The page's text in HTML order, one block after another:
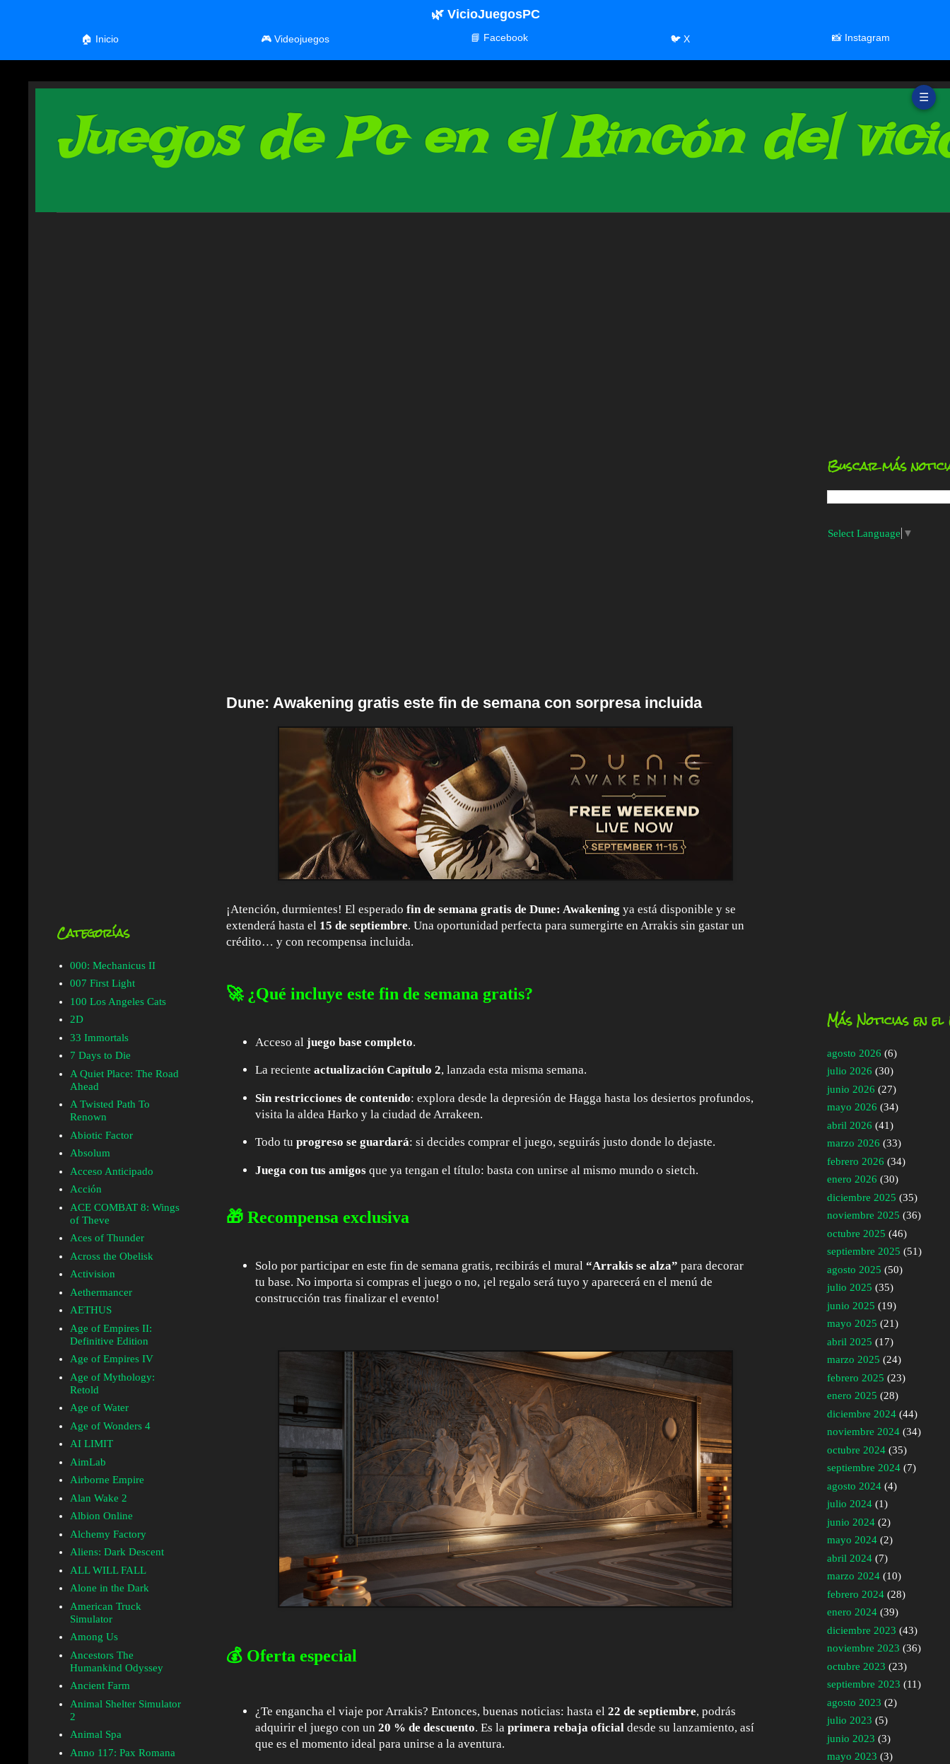
☰
Juegos de Pc en el Rincón del
🌿 VicioJuegosPC
🏠 Inicio 🎮 Videojuegos 📘 Facebook 🐦 X 📸 Instagram
Dune: Awakening gratis este fin de semana con sorpresa incluida
¡Atención, durmientes! El esperado fin de semana gratis de Dune: Awakening ya está disponible y se
extenderá hasta el 15 de septiembre. Una oportunidad perfecta para sumergirte en Arrakis sin gastar un
crédito… y con recompensa incluida.
🚀 ¿Qué incluye este fin de semana gratis?
Acceso aljuego base completo.
La recienteactualización Capítulo 2, lanzada esta misma semana.
Sin restricciones de contenido: explora desde la depresión de Hagga hasta los desiertos profundos,
visita la aldea Harko y la ciudad de Arrakeen.
Todo tuprogreso se guardará: si decides comprar el juego, seguirás justo donde lo dejaste.
Juega con tus amigos que ya tengan el título: basta con unirse al mismo mundo o sietch.
🎁 Recompensa exclusiva
Solo por participar en este fin de semana gratis, recibirás el mural“Arrakis se alza” para decorar
tu base. No importa si compras el juego o no, ¡el regalo será tuyo y aparecerá en el menú de
construcción tras finalizar el evento!
💰 Oferta especial
¿Te engancha el viaje por Arrakis? Entonces, buenas noticias: hasta el22 de septiembre, podrás
adquirir el juego con un20 % de descuento. Es laprimera rebaja oficial desde su lanzamiento, así
que es el momento ideal para unirse a la aventura.
Categorías
000: Mechanicus II
007 First Light
100 Los Angeles Cats
2D
33 Immortals
7 Days to Die
A Quiet Place: The Road
Ahead
A Twisted Path To
Renown
Abiotic Factor
Absolum
Acceso Anticipado
Acción
ACE COMBAT 8: Wings
of Theve
Aces of Thunder
Across the Obelisk
Activision
Aethermancer
AETHUS
Age of Empires II:
Definitive Edition
Age of Empires IV
Age of Mythology:
Retold
Age of Water
Age of Wonders 4
AI LIMIT
AimLab
Airborne Empire
Alan Wake 2
Albion Online
Alchemy Factory
Aliens: Dark Descent
ALL WILL FALL
Alone in the Dark
American Truck
Simulator
Among Us
Ancestors The
Humankind Odyssey
Ancient Farm
Animal Shelter Simulator
2
Animal Spa
Anno 117: Pax Romana
Buscar más
Select Language ▼
Más Noticias en
agosto 2026 (6)
julio 2026 (30)
junio 2026 (27)
mayo 2026 (34)
abril 2026 (41)
marzo 2026 (33)
febrero 2026 (34)
enero 2026 (30)
diciembre 2025 (35)
noviembre 2025 (36)
octubre 2025 (46)
septiembre 2025 (51)
agosto 2025 (50)
julio 2025 (35)
junio 2025 (19)
mayo 2025 (21)
abril 2025 (17)
marzo 2025 (24)
febrero 2025 (23)
enero 2025 (28)
diciembre 2024 (44)
noviembre 2024 (34)
octubre 2024 (35)
septiembre 2024 (7)
agosto 2024 (4)
julio 2024 (1)
junio 2024 (2)
mayo 2024 (2)
abril 2024 (7)
marzo 2024 (10)
febrero 2024 (28)
enero 2024 (39)
diciembre 2023 (43)
noviembre 2023 (36)
octubre 2023 (23)
septiembre 2023 (11)
agosto 2023 (2)
julio 2023 (5)
junio 2023 (3)
mayo 2023 (3)